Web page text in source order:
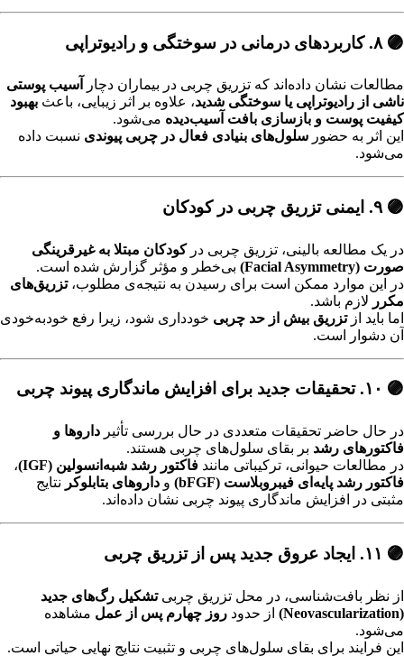
🟣 ۸. کاربردهای درمانی در سوختگی و رادیوتراپی
مطالعات نشان داده‌اند که تزریق چربی در بیماران دچار
آسیب پوستی
ناشی از رادیوتراپی یا سوختگی شدید، علاوه بر اثر زیبایی، باعث بهبود
کیفیت پوست و بازسازی بافت آسیب‌دیده می‌شود.
این اثر به حضور سلول‌های بنیادی فعال در چربی پیوندی نسبت داده
می‌شود.
🟣 ۹. ایمنی تزریق چربی در کودکان
در یک مطالعه بالینی، تزریق چربی درکودکان مبتلا به غیرقرینگی
صورت (Facial Asymmetry)
بی‌خطر و مؤثر گزارش شده است.
در این موارد ممکن است برای رسیدن به نتیجه‌ی مطلوب،تزریق‌های
مکرر لازم باشد.
اما باید ازتزریق بیش از حد چربی خودداری شود، زیرا رفع خودبه‌خودی
آن دشوار است.
🟣 ۱۰. تحقیقات جدید برای افزایش ماندگاری پیوند چربی
در حال حاضر تحقیقات متعددی در حال بررسی تأثیر داروها و
فاکتورهای رشد بر بقای سلول‌های چربی هستند.
در مطالعات حیوانی، ترکیباتی مانند فاکتور رشد شبه‌انسولین (IGF)
،
فاکتور رشد پایه‌ای فیبروبلاست (bFGF)
و داروهای بتابلوکر نتایج
مثبتی در افزایش ماندگاری پیوند چربی نشان داده‌اند.
🟣 ۱۱. ایجاد عروق جدید پس از تزریق چربی
از نظر بافت‌شناسی، در محل تزریق چربیتشکیل رگ‌های جدید
(Neovascularization)
از حدود روز چهارم پس از عمل مشاهده
می‌شود.
این فرایند برای بقای سلول‌های چربی و تثبیت نتایج نهایی حیاتی است.